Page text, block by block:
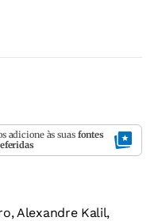
adicione às suas fontes
Alexandre Kalil,